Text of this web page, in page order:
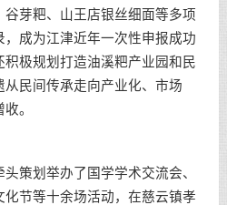
芽粑、山王店银丝细面等多项
成为江津近年一次性申报成功
极规划打造油溪粑产业园和民
民间传承走向产业化、市场
。
划举办了国学学术交流会、
节等十余场活动，在慈云镇孝